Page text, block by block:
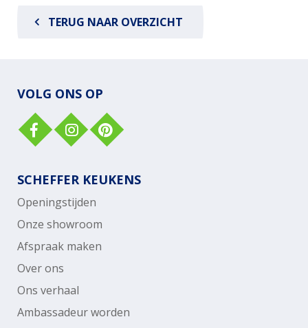
TERUG NAAR OVERZICHT
VOLG ONS OP
SCHEFFER KEUKENS
Openingstijden
Onze showroom
Afspraak maken
Over ons
Ons verhaal
Ambassadeur worden